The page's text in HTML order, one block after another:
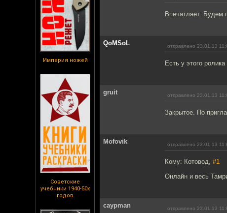
Империя ножей
Советские
учебники 1940-50х
годов
Впечатляет. Будем
QoMSoL отправлено 23.01.13
Есть у этого
gruit отправлено 23.01.13
Закрытое. По
Mofovik отправлено 23.01.13
Кому: Котовод, #1
Онлайн и весь
caypman отправлено 23.01.13